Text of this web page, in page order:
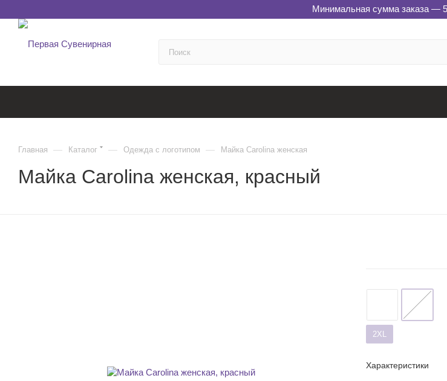
Минимальная сумма заказа —
Главная — Каталог — Одежда с логотипом — Майка Carolina женская
Майка Carolina женская, красный
2XL
Характеристики